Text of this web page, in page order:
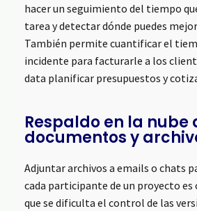
hacer un seguimiento del tiempo
tarea y detectar dónde puedes
También permite cuantificar el
incidente para facturarle a los
data planificar presupuestos y
Respaldo en la nube
documentos y
Adjuntar archivos a emails o chats
cada participante de un proyecto es
que se dificulta el control de las